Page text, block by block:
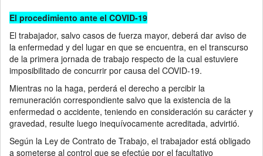
El procedimiento ante el COVID-19
El trabajador, salvo casos de fuerza mayor, deberá dar aviso de
la enfermedad y del lugar en que se encuentra, en el transcurso
de la primera jornada de trabajo respecto de la cual estuviere
imposibilitado de concurrir por causa del COVID-19.
Mientras no la haga, perderá el derecho a percibir la
remuneración correspondiente salvo que la existencia de la
enfermedad o accidente, teniendo en consideración su carácter y
gravedad, resulte luego inequívocamente acreditada, advirtió.
Según la Ley de Contrato de Trabajo, el trabajador está obligado
a someterse al control que se efectúe por el facultativo